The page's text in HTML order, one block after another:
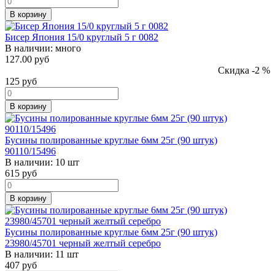
В корзину
Бисер Япония 15/0 круглый 5 г 0082
В наличии: много
127.00 руб
Скидка -2 %
125 руб
В корзину
Бусины полированные круглые 6мм 25г (90 штук)
90110/15496
В наличии: 10 шт
615 руб
В корзину
Бусины полированные круглые 6мм 25г (90 штук)
23980/45701 черный желтый серебро
В наличии: 11 шт
407 руб